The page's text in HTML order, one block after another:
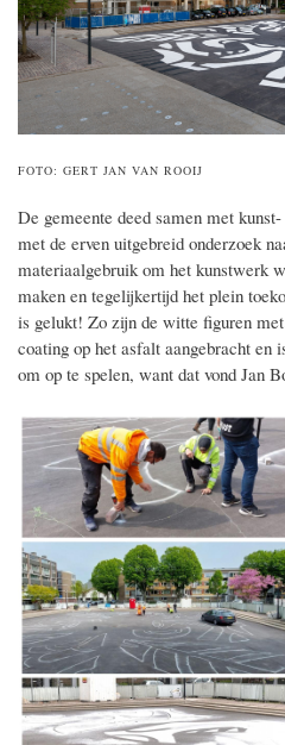
FOTO: GERT JAN VAN ROOIJ
De gemeente deed samen met
met de erven uitgebreid onderzoek
materiaalgebruik om het kunstwerk
maken en tegelijkertijd het plein
is gelukt! Zo zijn de witte figuren
coating op het asfalt aangebracht en
om op te spelen, want dat vond Jan